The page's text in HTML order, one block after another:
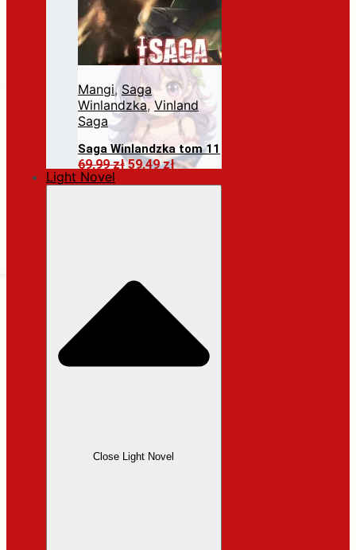
Mangi, Saga
Winlandzka, Vinland
Saga
Saga Winlandzka tom 11
69,99złPierwotna
59,49złAktualna
Dodaj do koszyka
Light Novel
Close Light Novel